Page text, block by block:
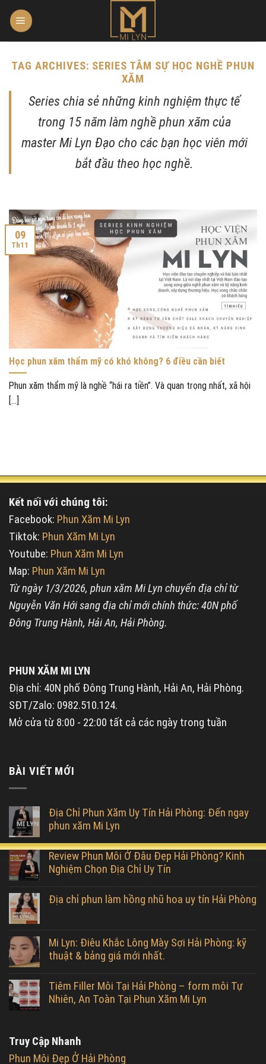
Skip
content
TAG ARCHIVES: SERIES TÂM SỰ HỌC NGHỀ PHUN
XĂM
Series chia sẻ những kinh nghiệm thực tế
trong 15 năm làm nghề phun xăm của
master Mi Lyn Đạo cho các bạn học viên mới
bắt đầu theo học nghề.
Học phun xăm thẩm mỹ có khó không? 6 điều cần biết
Phun xăm thẩm mỹ là nghề “hái ra tiền”. Và quan trọng nhất, xã hội
[...]
09
Th11
Kết nối với chúng tôi:
Facebook: Phun Xăm Mi Lyn
Tiktok: Phun Xăm Mi Lyn
Youtube: Phun Xăm Mi Lyn
Map: Phun Xăm Mi Lyn
Từ ngày 1/3/2026, phun xăm Mi Lyn chuyển địa chỉ từ
Nguyễn Văn Hới sang địa chỉ mới chính thức: 40N phố
Đông Trung Hành, Hải An, Hải Phòng.
PHUN XĂM MI LYN
Địa chỉ: 40N phố Đông Trung Hành, Hải An, Hải Phòng.
SĐT/Zalo: 0982.510.124.
Mở cửa từ 8:00 - 22:00 tất cả các ngày trong tuần
BÀI VIẾT MỚI
Địa Chỉ Phun Xăm Uy Tín Hải Phòng: Đến ngay
phun xăm Mi Lyn
Review Phun Môi Ở Đâu Đẹp Hải Phòng? Kinh
Nghiệm Chọn Địa Chỉ Uy Tín
Địa chỉ phun làm hồng nhũ hoa uy tín Hải Phòng
Mi Lyn: Điêu Khắc Lông Mày Sợi Hải Phòng: kỹ
thuật & bảng giá mới nhất.
Tiêm Filler Môi Tại Hải Phòng – form môi Tự
Nhiên, An Toàn Tại Phun Xăm Mi Lyn
Truy Cập Nhanh
Phun Môi Đẹp Ở Hải Phòng